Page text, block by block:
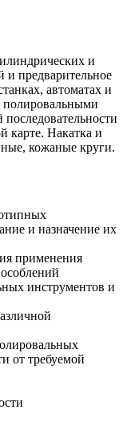
и
и предварительное
автоматах и
карте. Накатка и
кожаные круги.
и назначение их
применения
инструментов и
от требуемой